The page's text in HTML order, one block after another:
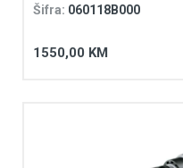
Šifra: 060118B000
1550,00 KM